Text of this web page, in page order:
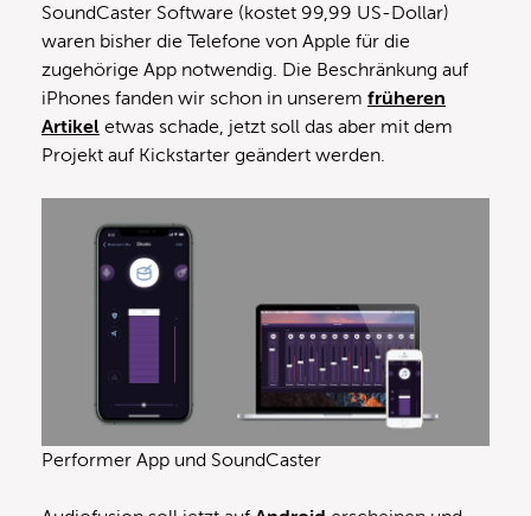
SoundCaster Software (kostet 99,99 US-Dollar)
waren bisher die Telefone von Apple für die
zugehörige App notwendig. Die Beschränkung auf
iPhones fanden wir schon in unserem früheren
Artikel etwas schade, jetzt soll das aber mit dem
Projekt auf Kickstarter geändert werden.
Performer App und SoundCaster